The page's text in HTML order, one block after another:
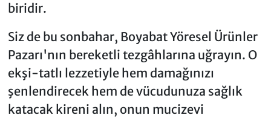
biridir.
Siz de bu sonbahar, Boyabat Yöresel Ürünler
Pazarı'nın bereketli tezgâhlarına uğrayın. O
ekşi-tatlı lezzetiyle hem damağınızı
şenlendirecek hem de vücudunuza sağlık
katacak kireni alın, onun mucizevi